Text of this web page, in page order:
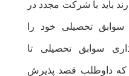
باید با شرکت مجدد در
سوابق تحصیلی خود را
سوابق تحصیلی تا
که داوطلب قصد پذیرش